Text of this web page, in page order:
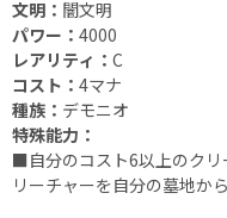
文明： 闇文明
パワー： 4000
レアリティ： C
コスト： 4マナ
種族： デモニオ
特殊能力：
■自分のコスト6以上のク
リーチャーを自分の墓地か